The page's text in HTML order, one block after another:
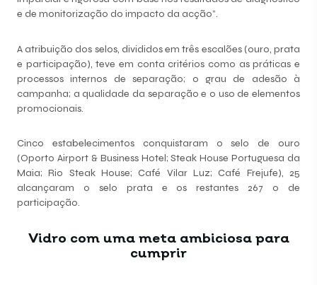
e de monitorização do impacto da acção”.
A atribuição dos selos, divididos em três escalões (ouro, prata
e participação), teve em conta critérios como as práticas e
processos internos de separação; o grau de adesão à
campanha; a qualidade da separação e o uso de elementos
promocionais.
Cinco estabelecimentos conquistaram o selo de ouro
(Oporto Airport & Business Hotel; Steak House Portuguesa da
Maia; Rio Steak House; Café Vilar Luz; Café Frejufe), 25
alcançaram o selo prata e os restantes 267 o de
participação.
Vidro com uma meta ambiciosa para
cumprir